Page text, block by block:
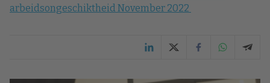
arbeidsongeschiktheid November 2022